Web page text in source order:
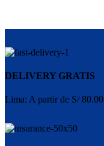
DELIVERY GRATIS
Lima: A partir de S/ 80.00